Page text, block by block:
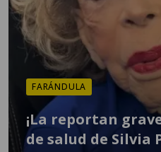
FARÁNDULA
¡La reportan
de salud de Silvia